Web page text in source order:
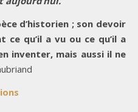
d’historien ; son devoir
qu’il a vu ou ce qu’il a
inventer, mais aussi il ne